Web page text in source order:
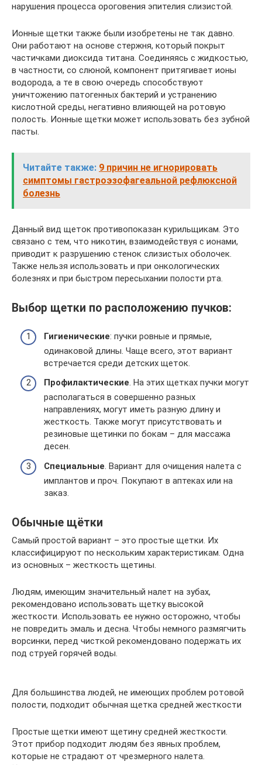
нарушения процесса ороговения эпителия слизистой.
Ионные щетки также были изобретены не так давно.
Они работают на основе стержня, который покрыт
частичками диоксида титана. Соединяясь с жидкостью,
в частности, со слюной, компонент притягивает ионы
водорода, а те в свою очередь способствуют
уничтожению патогенных бактерий и устранению
кислотной среды, негативно влияющей на ротовую
полость. Ионные щетки может использовать без зубной
пасты.
Читайте также: 9 причин не игнорировать
симптомы гастроэзофагеальной рефлюксной
болезнь
Данный вид щеток противопоказан курильщикам. Это
связано с тем, что никотин, взаимодействуя с ионами,
приводит к разрушению стенок слизистых оболочек.
Также нельзя использовать и при онкологических
болезнях и при быстром пересыхании полости рта.
Выбор щетки по расположению пучков:
Гигиенические: пучки ровные и прямые,
одинаковой длины. Чаще всего, этот вариант
встречается среди детских щеток.
Профилактические. На этих щетках пучки могут
располагаться в совершенно разных
направлениях, могут иметь разную длину и
жесткость. Также могут присутствовать и
резиновые щетинки по бокам – для массажа
десен.
Специальные . Вариант для очищения налета с
имплантов и проч. Покупают в аптеках или на
заказ.
Обычные щётки
Самый простой вариант – это простые щетки. Их
классифицируют по нескольким характеристикам. Одна
из основных – жесткость щетины.
Людям, имеющим значительный налет на зубах,
рекомендовано использовать щетку высокой
жесткости. Использовать ее нужно осторожно, чтобы
не повредить эмаль и десна. Чтобы немного размягчить
ворсинки, перед чисткой рекомендовано подержать их
под струей горячей воды.
Для большинства людей, не имеющих проблем ротовой
полости, подходит обычная щетка средней жесткости
Простые щетки имеют щетину средней жесткости.
Этот прибор подходит людям без явных проблем,
которые не страдают от чрезмерного налета.